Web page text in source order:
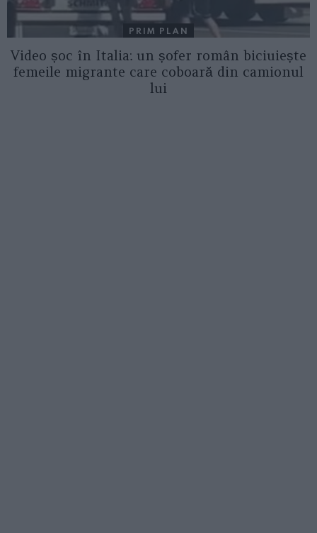
PRIM PLAN
Video șoc în Italia: un șofer român biciuiește
femeile migrante care coboară din camionul
lui